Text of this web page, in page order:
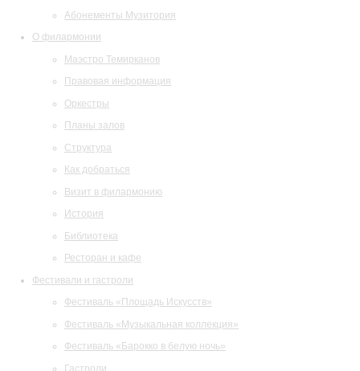
Абонементы Музитория
О филармонии
Маэстро Темирканов
Правовая информация
Оркестры
Планы залов
Структура
Как добраться
Визит в филармонию
История
Библиотека
Ресторан и кафе
Фестивали и гастроли
Фестиваль «Площадь Искусств»
Фестиваль «Музыкальная коллекция»
Фестиваль «Барокко в белую ночь»
Гастроли